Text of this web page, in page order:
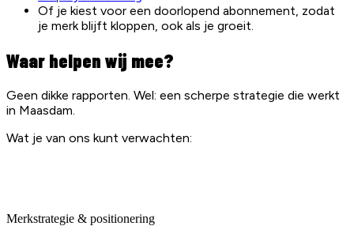
Of je kiest voor een doorlopend abonnement, zodat
je merk blijft kloppen, ook als je groeit.
Waar helpen wij mee?
Geen dikke rapporten. Wel: een scherpe strategie die werkt
in Maasdam.
Wat je van ons kunt verwachten:
Merkstrategie & positionering